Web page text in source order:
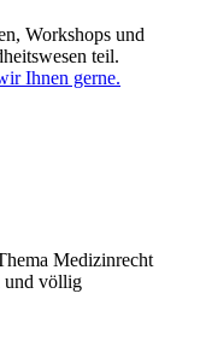
Workshops und
teil.
Ihnen gerne.
Medizinrecht
und völlig